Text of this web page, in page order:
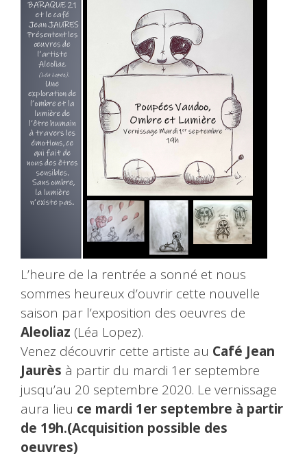
L’heure de la rentrée a sonné et nous
sommes heureux d’ouvrir cette nouvelle
saison par l’exposition des oeuvres de
Aleoliaz (Léa Lopez).
Venez découvrir cette artiste au Café Jean
Jaurès à partir du mardi 1er septembre
jusqu’au 20 septembre 2020. Le vernissage
aura lieu ce mardi 1er septembre à partir
de 19h.(Acquisition possible des
oeuvres)